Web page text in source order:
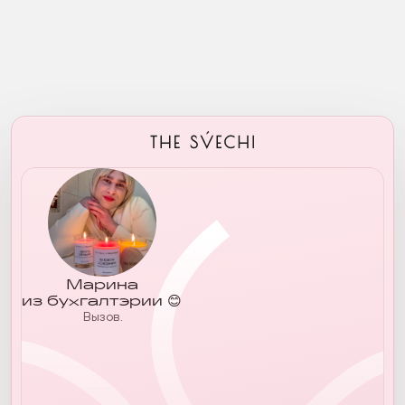
Марина
из бухгалтэрии 😊
Вызов